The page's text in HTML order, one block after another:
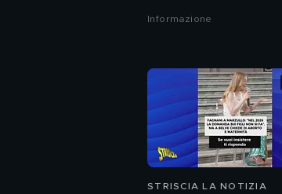
Informazione
STRISCIA LA NOTIZIA